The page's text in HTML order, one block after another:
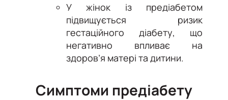
У жінок із предіабетом
підвищується ризик
гестаційного діабету, що
негативно впливає на
здоров’я матері та дитини.
Симптоми предіабету